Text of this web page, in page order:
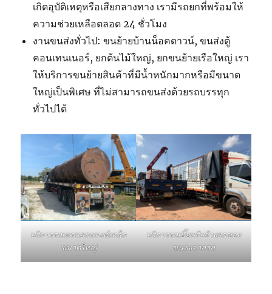
เกิดอุบัติเหตุหรือเสียกลางทาง เรามีรถยกที่พร้อมให้
ความช่วยเหลือตลอด 24 ชั่วโมง
งานขนส่งทั่วไป: ขนย้ายบ้านน็อคดาวน์, ขนส่งตู้
คอนเทนเนอร์, ยกต้นไม้ใหญ่, ยกขนย้ายเรือใหญ่ เรา
ให้บริการขนย้ายสินค้าที่มีน้ำหนักมากหรือมีขนาด
ใหญ่เป็นพิเศษ ที่ไม่สามารถขนส่งด้วยรถบรรทุก
ทั่วไปได้
บริการรถเครนยกแทงค์เหล็ก
ขนาดใหญ่
บริการรถเฮี๊ยบรับจ้างยกของ
ขนลงจากรถ